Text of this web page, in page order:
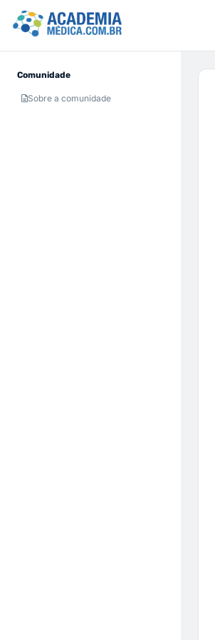
Comunidade
Sobre a comunidade